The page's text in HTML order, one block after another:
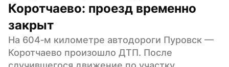
Коротчаево: проезд временно
закрыт
На 604‑м километре автодороги Пуровск —
Коротчаево произошло ДТП. После